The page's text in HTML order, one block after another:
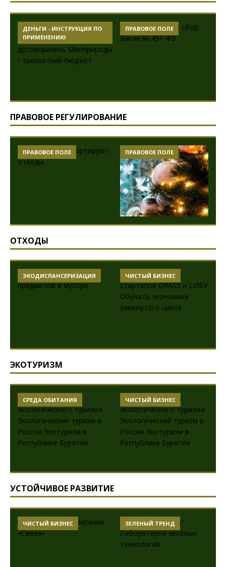
ДЕНЬГИ - ИНСТРУКЦИЯ ПО
ПРИМЕНЕНИЮ
ПРАВОВОЕ ПОЛЕ
ПРАВОВОЕ РЕГУЛИРОВАНИЕ
ПРАВОВОЕ ПОЛЕ ПРАВОВОЕ ПОЛЕ
ОТХОДЫ
ЭКОДИСПАНСЕРИЗАЦИЯ ЧИСТЫЙ БИЗНЕС
ЭКОТУРИЗМ
СРЕДА ОБИТАНИЯ ЧИСТЫЙ БИЗНЕС
УСТОЙЧИВОЕ РАЗВИТИЕ
ЧИСТЫЙ БИЗНЕС ЗЕЛЕНЫЙ ТРЕНД